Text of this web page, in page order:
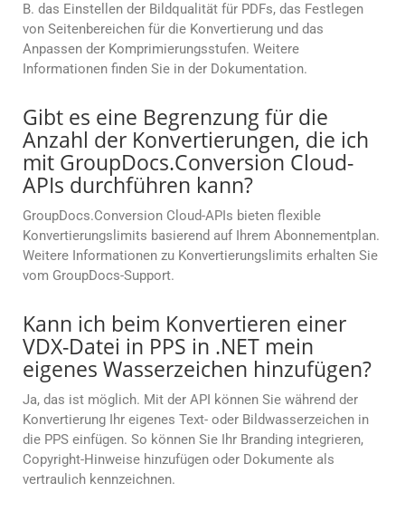
B. das Einstellen der Bildqualität für PDFs, das Festlegen
von Seitenbereichen für die Konvertierung und das
Anpassen der Komprimierungsstufen. Weitere
Informationen finden Sie in der Dokumentation.
Gibt es eine Begrenzung für die
Anzahl der Konvertierungen, die ich
mit GroupDocs.Conversion Cloud-
APIs durchführen kann?
GroupDocs.Conversion Cloud-APIs bieten flexible
Konvertierungslimits basierend auf Ihrem Abonnementplan.
Weitere Informationen zu Konvertierungslimits erhalten Sie
vom GroupDocs-Support.
Kann ich beim Konvertieren einer
VDX-Datei in PPS in .NET mein
eigenes Wasserzeichen hinzufügen?
Ja, das ist möglich. Mit der API können Sie während der
Konvertierung Ihr eigenes Text- oder Bildwasserzeichen in
die PPS einfügen. So können Sie Ihr Branding integrieren,
Copyright-Hinweise hinzufügen oder Dokumente als
vertraulich kennzeichnen.